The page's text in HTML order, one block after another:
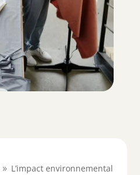
9 L’impact environnemental